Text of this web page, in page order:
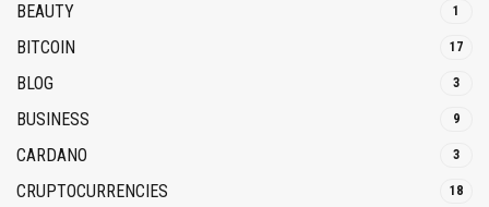
BEAUTY 1
BITCOIN 17
BLOG 3
BUSINESS 9
CARDANO 3
CRUPTOCURRENCIES 18